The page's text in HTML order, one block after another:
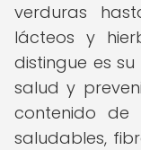
verduras
lácteos y
distingue es
salud y
contenido de
saludables,